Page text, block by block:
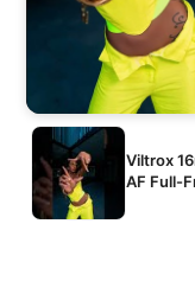
Viltrox
AF Full-